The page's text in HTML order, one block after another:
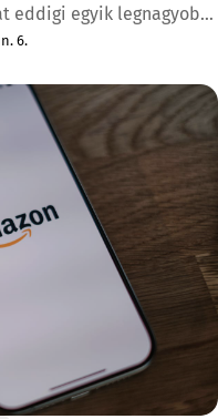
eddigi egyik legnagyobb
intelligencia
legalább 500 új,
miközben több ezer
6.